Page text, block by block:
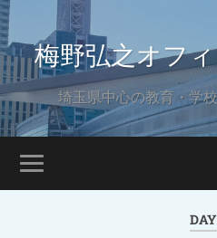
梅野弘之オフ
埼玉県中心の教育・学
DAY